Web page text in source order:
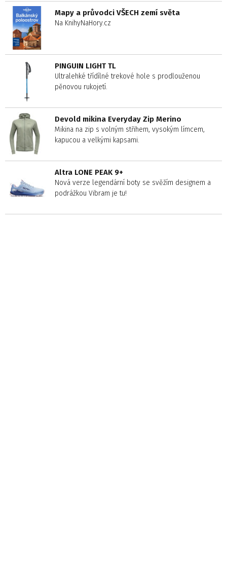
Mapy a průvodci VŠECH zemí světa
Na KnihyNaHory.cz
PINGUIN LIGHT TL
Ultralehké třídílné trekové hole s prodlouženou
pěnovou rukojetí.
Devold mikina Everyday Zip Merino
Mikina na zip s volným střihem, vysokým límcem,
kapucou a velkými kapsami.
Altra LONE PEAK 9+
Nová verze legendární boty se svěžím designem a
podrážkou Vibram je tu!